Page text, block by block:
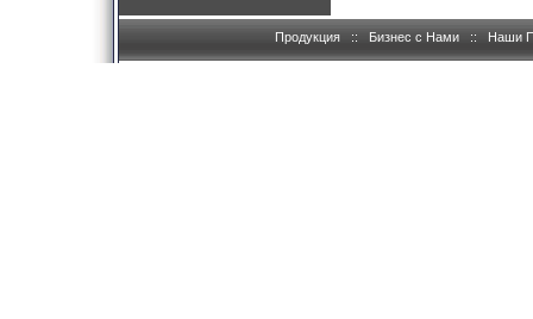
Продукция :: Бизнес с Нами :: Наши